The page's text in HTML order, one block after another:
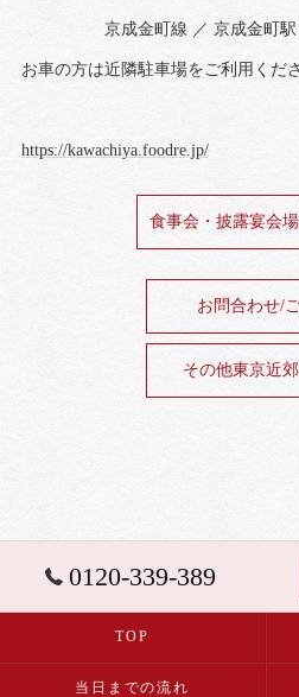
京成金町線 ／ 京成金町駅 徒
お車の方は近隣駐車場をご利用くだ
https://kawachiya.foodre.jp/
食事会・披露宴会
お問合わせ/
その他東京近
0120-339-389
TOP
当日までの流れ